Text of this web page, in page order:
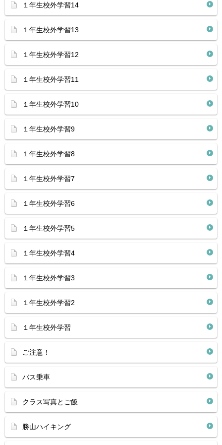
１年生校外学習14
１年生校外学習13
１年生校外学習12
１年生校外学習11
１年生校外学習10
１年生校外学習9
１年生校外学習8
１年生校外学習7
１年生校外学習6
１年生校外学習5
１年生校外学習4
１年生校外学習3
１年生校外学習2
１年生校外学習
ご注意！
バス乗車
クラス写真とご飯
勝山ハイキング